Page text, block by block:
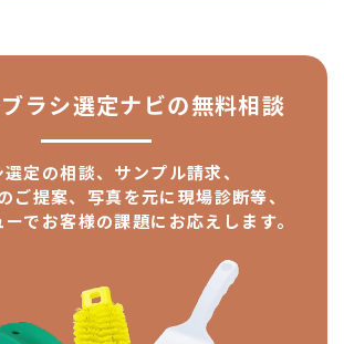
ラシ選定ナビの無料相談
定の相談、サンプル請求、
ご提案、 写真を元に現場診断等、
でお客様の課題にお応えします。